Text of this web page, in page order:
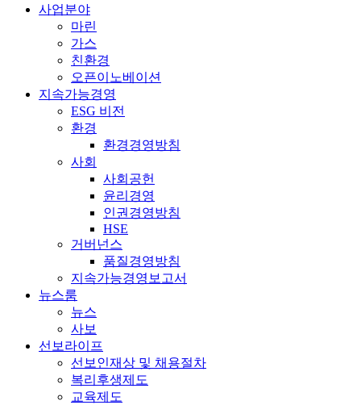
사업분야
마린
가스
친환경
오픈이노베이션
지속가능경영
ESG 비전
환경
환경경영방침
사회
사회공헌
윤리경영
인권경영방침
HSE
거버넌스
품질경영방침
지속가능경영보고서
뉴스룸
뉴스
사보
선보라이프
선보인재상 및 채용절차
복리후생제도
교육제도